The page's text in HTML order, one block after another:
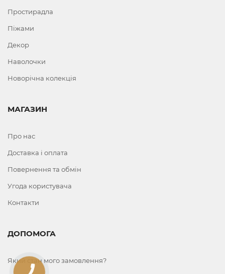
Простирадла
Піжами
Декор
Наволочки
Новорічна колекція
МАГАЗИН
Про нас
Доставка і оплата
Повернення та обмін
Угода користувача
Контакти
ДОПОМОГА
Який стан мого замовлення?
КНОПКА